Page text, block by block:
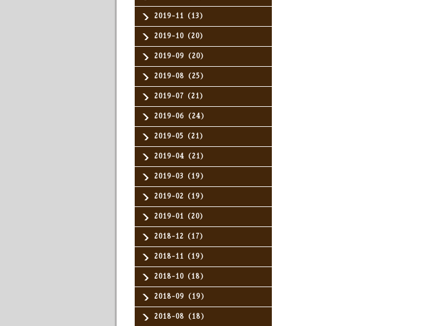
2019-11（13）
2019-10（20）
2019-09（20）
2019-08（25）
2019-07（21）
2019-06（24）
2019-05（21）
2019-04（21）
2019-03（19）
2019-02（19）
2019-01（20）
2018-12（17）
2018-11（19）
2018-10（18）
2018-09（19）
2018-08（18）